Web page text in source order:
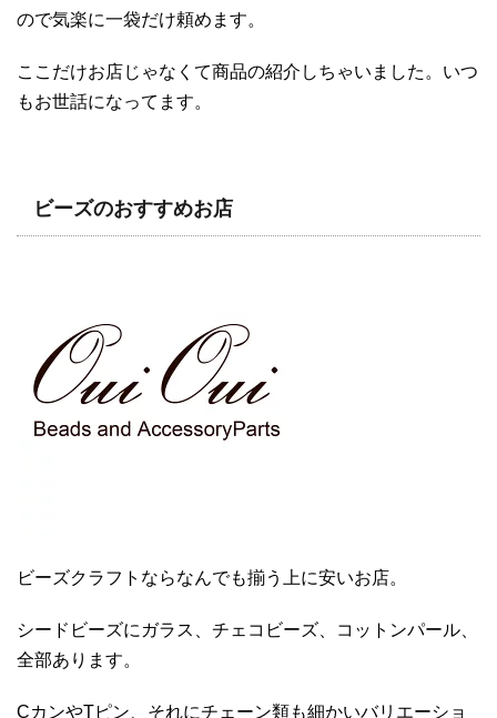
ので気楽に一袋だけ頼めます。
ここだけお店じゃなくて商品の紹介しちゃいました。いつ
もお世話になってます。
ビーズのおすすめお店
ビーズクラフトならなんでも揃う上に安いお店。
シードビーズにガラス、チェコビーズ、コットンパール、
全部あります。
CカンやTピン、それにチェーン類も細かいバリエーショ